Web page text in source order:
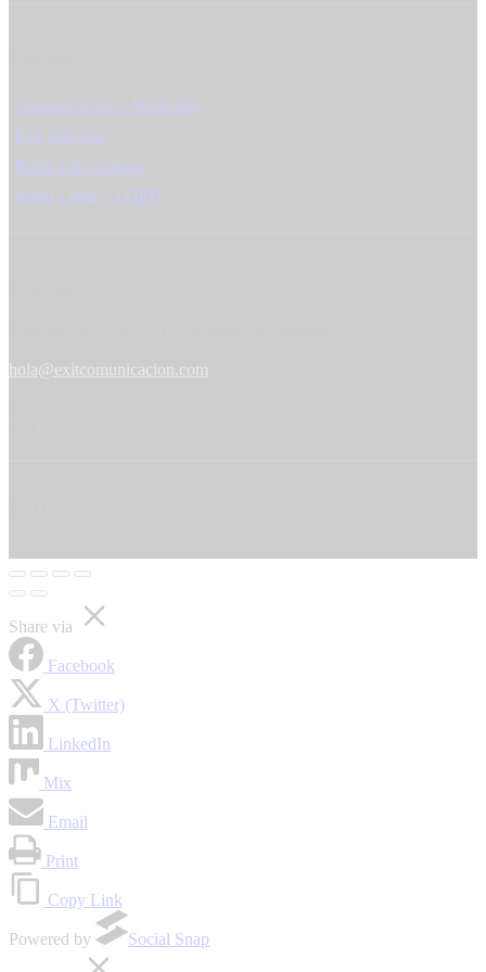
Comunicación y Marketing
Exit Editorial
Política de cookies
Aviso Legal y LOPD
hola@exitcomunicacion.com
Share via
Facebook
X (Twitter)
LinkedIn
Mix
Email
Print
Copy Link
Powered by Social Snap